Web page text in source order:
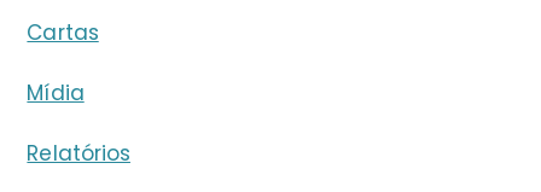
Cartas
Mídia
Relatórios